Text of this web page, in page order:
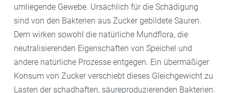
umliegende Gewebe. Ursächlich für die Schädigung
sind von den Bakterien aus Zucker gebildete Säuren.
Dem wirken sowohl die natürliche Mundflora, die
neutralisierenden Eigenschaften von Speichel und
andere natürliche Prozesse entgegen. Ein übermäßiger
Konsum von Zucker verschiebt dieses Gleichgewicht zu
Lasten der schadhaften, säureproduzierenden Bakterien.